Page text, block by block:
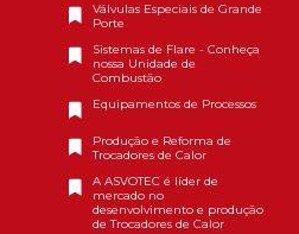
Válvulas Especiais de Grande
Porte
Sistemas de Flare - Conheça
nossa Unidade de
Combustão
Equipamentos de Processos
Produção e Reforma de
Trocadores de Calor
A ASVOTEC é líder de
mercado no
desenvolvimento e produção
de Trocadores de Calor